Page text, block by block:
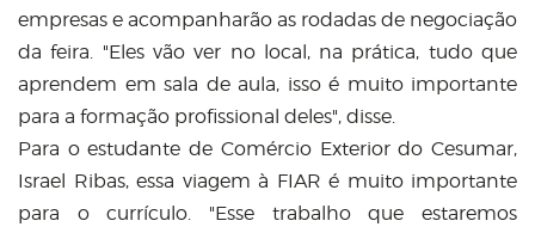
empresas e acompanharão as rodadas de negociação
da feira. "Eles vão ver no local, na prática, tudo que
aprendem em sala de aula, isso é muito importante
para a formação profissional deles", disse.
Para o estudante de Comércio Exterior do Cesumar,
Israel Ribas, essa viagem à FIAR é muito importante
para o currículo. "Esse trabalho que estaremos